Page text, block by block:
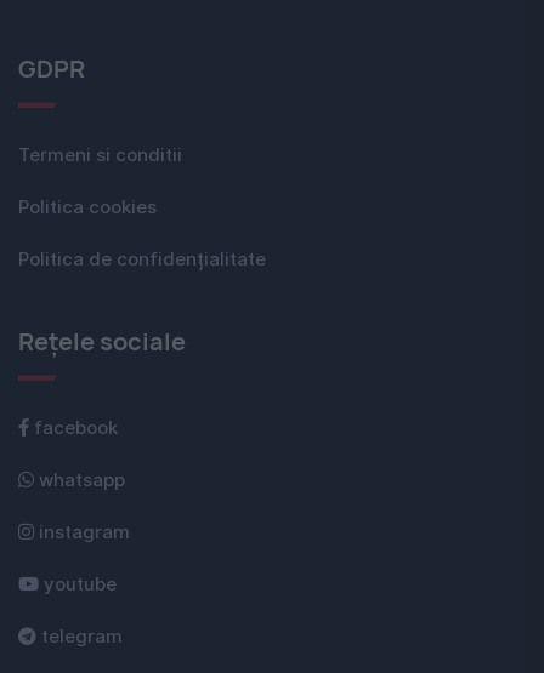
GDPR
Termeni si conditii
Politica cookies
Politica de confidențialitate
Rețele sociale
facebook
whatsapp
instagram
youtube
telegram